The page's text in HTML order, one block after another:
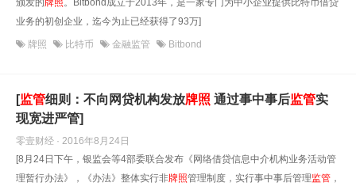
颁发的牌照。Bitbond成立于2013年，是一家专门为中小企业提供比特币借贷
业务的初创企业，迄今为止已经获得了93万]
牌照 比特币 金融监管 Bitbond
[监管细则：不向网贷机构发放牌照 通过事中事后监管实
现宽进严管]
零壹财经 · 2016年8月24日
[8月24日下午，银监会等4部委联合发布《网络借贷信息中介机构业务活动管
理暂行办法》，《办法》整体实行非牌照管理制度，实行事中事后管理监管 ，